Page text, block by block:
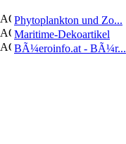
Phytoplankton und Zo...
Maritime-Dekoartikel
BÃ¼eroinfo.at - BÃ¼r...